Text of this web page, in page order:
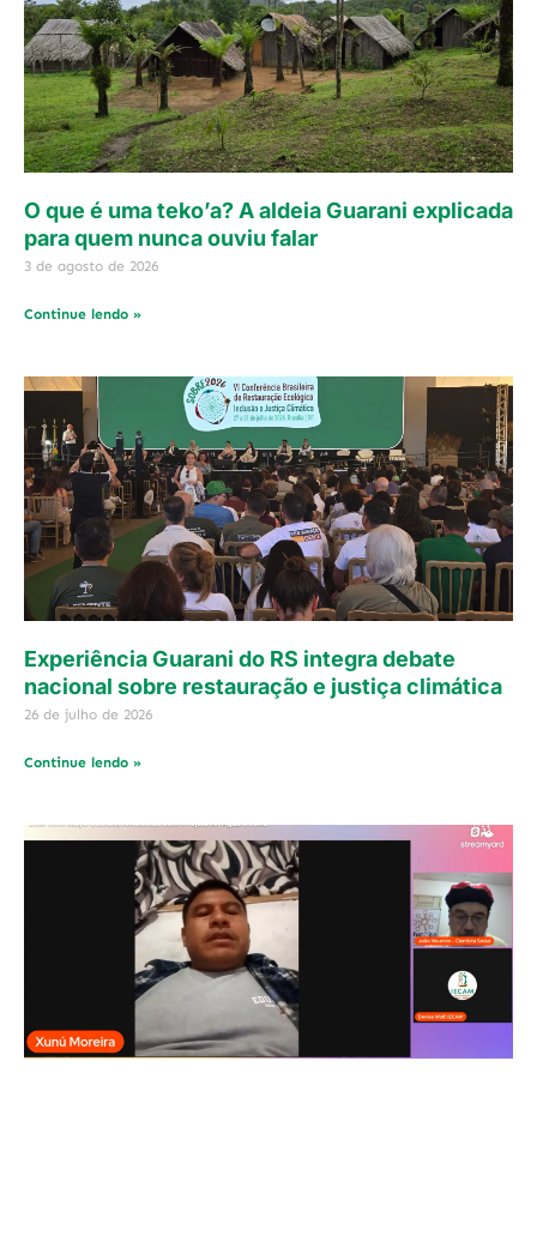
O que é uma teko’a? A aldeia Guarani explicada
para quem nunca ouviu falar
3 de agosto de 2026
Continue lendo »
Experiência Guarani do RS integra debate
nacional sobre restauração e justiça climática
26 de julho de 2026
Continue lendo »